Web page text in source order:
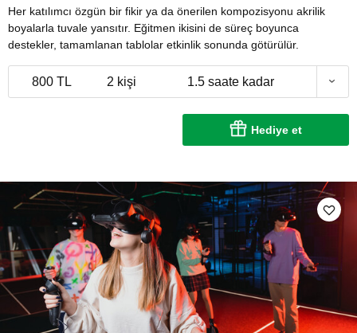
Her katılımcı özgün bir fikir ya da önerilen kompozisyonu akrilik
boyalarla tuvale yansıtır. Eğitmen ikisini de süreç boyunca
destekler, tamamlanan tablolar etkinlik sonunda götürülür.
800 TL 2 kişi 1.5 saate kadar
Hediye et